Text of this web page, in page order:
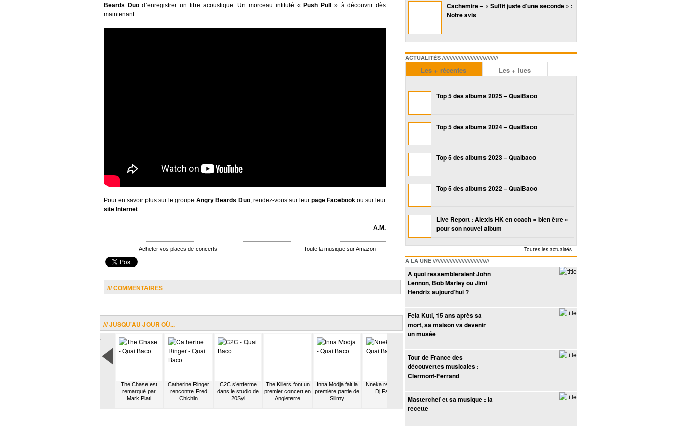
Beards Duod’enregistrer un titre acoustique. Un morceau intitulé « Push Pull
» à découvrir dès
maintenant :
Pour en savoir plus sur le groupeAngry Beards Duo, rendez-vous sur leur page Facebookou sur leur
site Internet
A.M.
Acheter vos places de concerts Toute la musique sur Amazon
/// COMMENTAIRES
/// JUSQU'AU JOUR OÙ...
.
The Chase est
remarqué par
Mark Plati
Catherine Ringer
rencontre Fred
Chichin
C2C s’enferme
dans le studio de
20Syl
The Killers font un
premier concert en
Angleterre
Inna Modja fait la
première partie de
Sliimy
Nneka rencontre
Dj Farhot
générique du
enfant
chanson à Philippe
Cachemire – « Suffit juste d’une seconde » :
Notre avis
ACTUALITÉS /////////////////////////////////////
Les + récentes Les + lues
Top 5 des albums 2025 – QuaiBaco
Top 5 des albums 2024 – QuaiBaco
Top 5 des albums 2023 – Quaibaco
Top 5 des albums 2022 – QuaiBaco
Live Report : Alexis HK en coach « bien être »
pour son nouvel album
Toutes les actualités
A LA UNE /////////////////////////////////////
A quoi ressembleraient John
Lennon, Bob Marley ou Jimi
Hendrix aujourd’hui ?
Fela Kuti, 15 ans après sa
mort, sa maison va devenir
un musée
Tour de France des
découvertes musicales :
Clermont-Ferrand
Masterchef et sa musique : la
recette